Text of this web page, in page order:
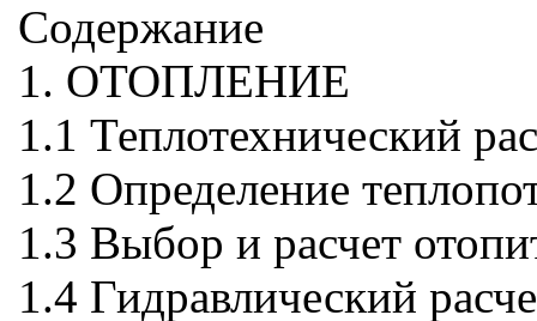
Содержание
1. ОТОПЛЕНИЕ
1.1 Теплотехнический
1.2 Определение
1.3 Выбор и расчет
1.4 Гидравлический